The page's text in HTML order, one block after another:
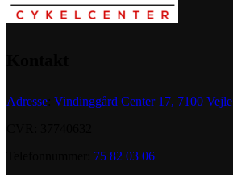
Adresse Vindinggård Center 17, 7100 Vejle
75 82 03 06